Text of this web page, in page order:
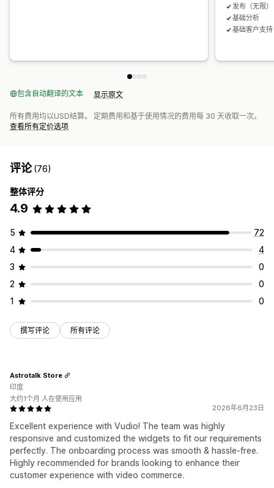
发布（无限）
基础分析
基础客户支持
包含自动翻译的文本 显示原文
所有费用均以USD结算。 定期费用和基于使用情况的费用每 30 天收取一次。
查看所有定价选项
评论(76)
整体评分
4.9
5
72
4
4
3
0
2
0
1
0
撰写评论 所有评论
2026年6月23日
Excellent experience with Vudio! The team was highly
responsive and customized the widgets to fit our requirements
perfectly. The onboarding process was smooth & hassle-free.
Highly recommended for brands looking to enhance their
customer experience with video commerce.
Astrotalk Store
印度
大约1个月 人在使用应用